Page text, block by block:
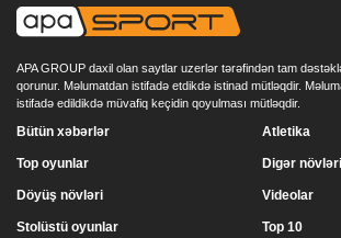
APA GROUP daxil olan saytlar uzerlər tərəfindən tam
qorunur. Məlumatdan istifadə etdikdə istinad mütləqdir.
istifadə edildikdə müvafiq keçidin qoyulması mütləqdir.
Bütün xəbərlər
Top oyunlar
Döyüş növləri
Stolüstü oyunlar
Atletika
Digər növləri
Videolar
Top 10